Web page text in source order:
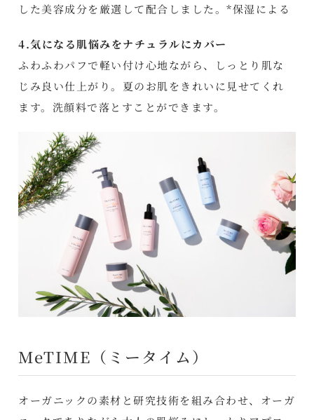
した美容成分を厳選して配合しました。*保湿による
4.気になる肌悩みをナチュラルにカバー
ふわふわパフで軽い付け心地ながら、しっとり肌な
じみ良い仕上がり。夏のお肌をきれいに見せてくれ
ます。洗顔料で落とすことができます。
MeTIME（ミータイム）
オーガニックの素材と研究技術を組み合わせ、オーガ